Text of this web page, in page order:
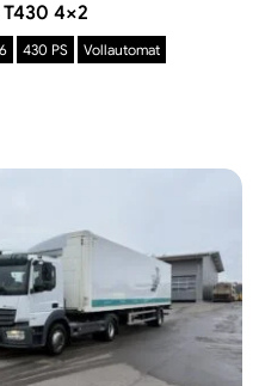
T430 4×2
430 PS
Vollautomat